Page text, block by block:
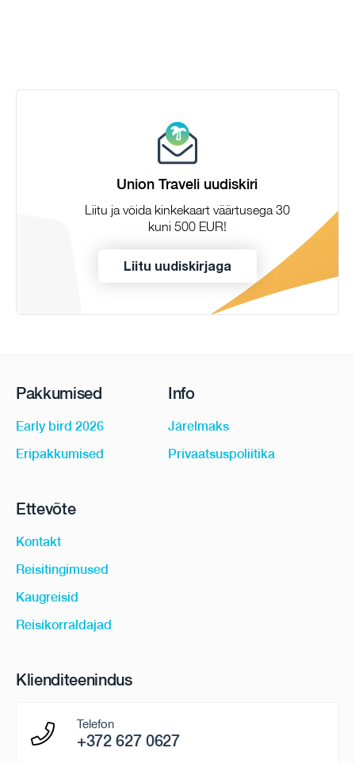
Union Traveli uudiskiri
Liitu ja võida kinkekaart väärtusega 30
kuni 500 EUR!
Liitu uudiskirjaga
Pakkumised
Early bird 2026
Eripakkumised
Info
Järelmaks
Privaatsuspoliitika
Ettevõte
Kontakt
Reisitingimused
Kaugreisid
Reisikorraldajad
Klienditeenindus
Telefon
+372 627 0627